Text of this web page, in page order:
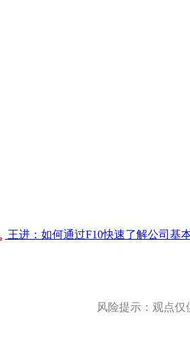
王进：如何通过F10快速了解公司基
风险提示：观点